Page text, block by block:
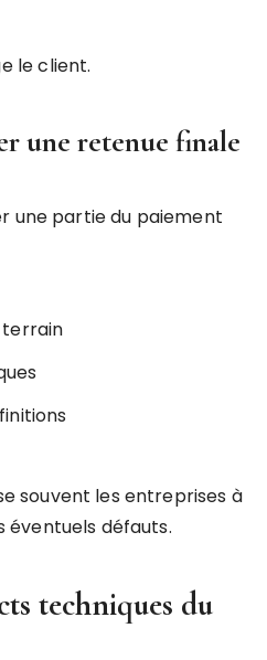
le client.
une retenue finale
une partie du paiement
terrain
souvent les entreprises à
défauts.
techniques du